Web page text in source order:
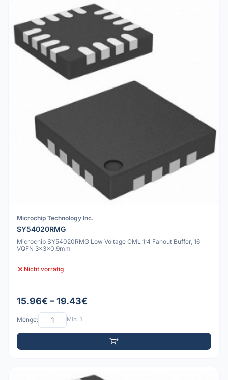
Microchip Technology Inc.
SY54020RMG
Microchip SY54020RMG Low Voltage CML 1:4 Fanout Buffer, 16
VQFN 3x3x0.9mm
Nicht vorrätig
15.96€ – 19.43€
Menge: Min: 1